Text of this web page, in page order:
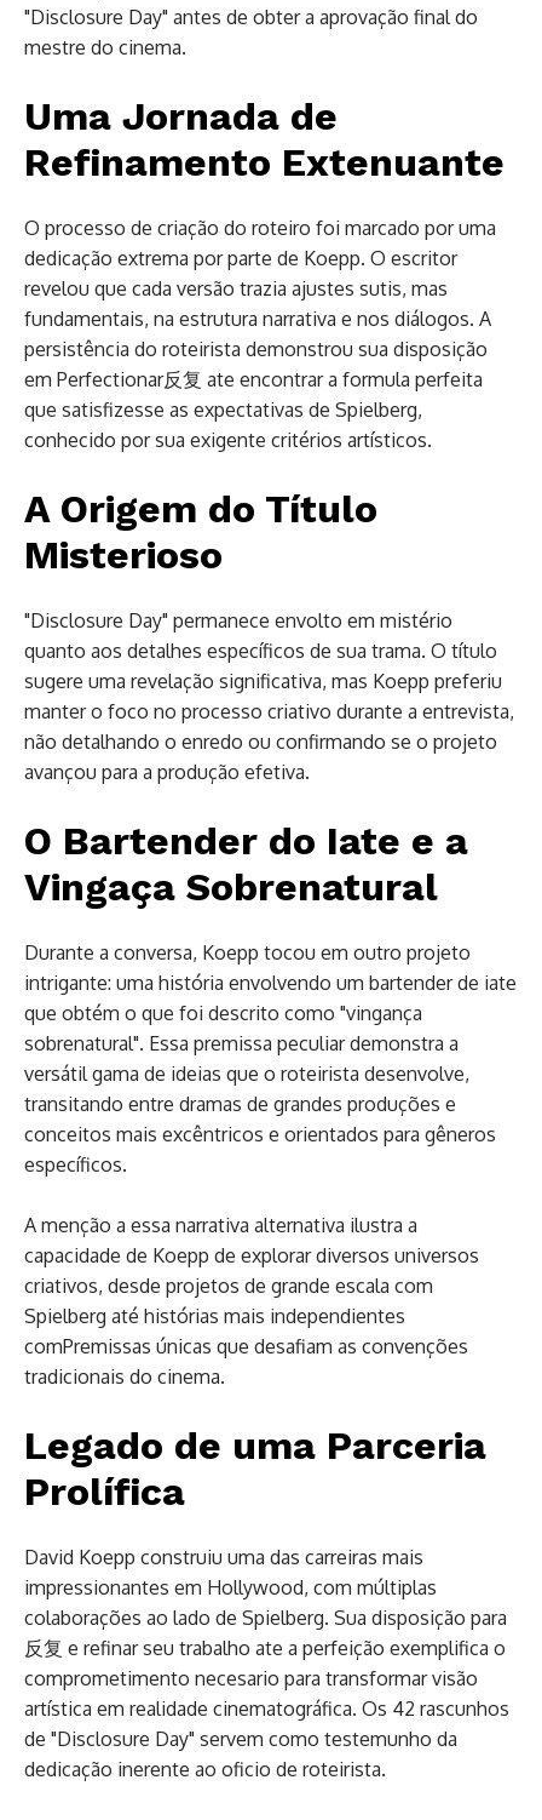
"Disclosure Day" antes de obter a aprovação final do
mestre do cinema.
Uma Jornada de
Refinamento Extenuante
O processo de criação do roteiro foi marcado por uma
dedicação extrema por parte de Koepp. O escritor
revelou que cada versão trazia ajustes sutis, mas
fundamentais, na estrutura narrativa e nos diálogos. A
persistência do roteirista demonstrou sua disposição
em Perfectionar反复 ate encontrar a formula perfeita
que satisfizesse as expectativas de Spielberg,
conhecido por sua exigente critérios artísticos.
A Origem do Título
Misterioso
"Disclosure Day" permanece envolto em mistério
quanto aos detalhes específicos de sua trama. O título
sugere uma revelação significativa, mas Koepp preferiu
manter o foco no processo criativo durante a entrevista,
não detalhando o enredo ou confirmando se o projeto
avançou para a produção efetiva.
O Bartender do Iate e a
Vingaça Sobrenatural
Durante a conversa, Koepp tocou em outro projeto
intrigante: uma história envolvendo um bartender de iate
que obtém o que foi descrito como "vingança
sobrenatural". Essa premissa peculiar demonstra a
versátil gama de ideias que o roteirista desenvolve,
transitando entre dramas de grandes produções e
conceitos mais excêntricos e orientados para gêneros
específicos.
A menção a essa narrativa alternativa ilustra a
capacidade de Koepp de explorar diversos universos
criativos, desde projetos de grande escala com
Spielberg até histórias mais independientes
comPremissas únicas que desafiam as convenções
tradicionais do cinema.
Legado de uma Parceria
Prolífica
David Koepp construiu uma das carreiras mais
impressionantes em Hollywood, com múltiplas
colaborações ao lado de Spielberg. Sua disposição para
反复 e refinar seu trabalho ate a perfeição exemplifica o
comprometimento necesario para transformar visão
artística em realidade cinematográfica. Os 42 rascunhos
de "Disclosure Day" servem como testemunho da
dedicação inerente ao oficio de roteirista.